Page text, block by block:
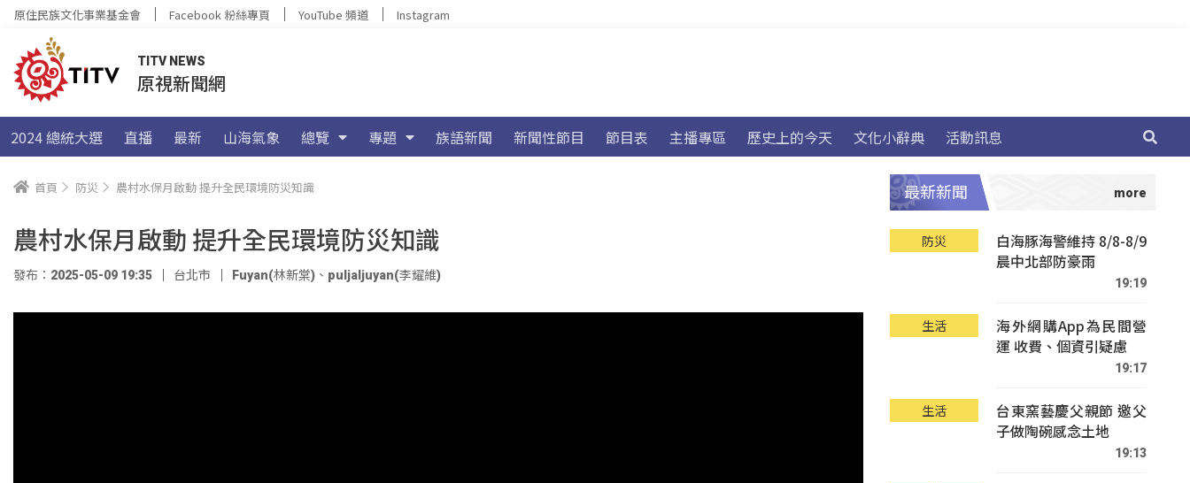
原住民族文化事業基金會 Facebook 粉絲專頁 YouTube 頻道 Instagram
TITV NEWS
原視新聞網
2024 總統大選 直播 最新 山海氣象 總覽 專題 族語新聞 新聞性節目 節目表 主播專區 歷史上的今天 文化小辭典 活動訊息
首頁 防災 農村水保月啟動 提升全民環境防災知識
農村水保月啟動 提升全民環境防災知識
發布：2025-05-09 19:35 台北市 Fuyan(林新棠) 、 puljaljuyan(李耀維)
最新新聞
防災
白海豚海警維持 8/8-8/9
晨中北部防豪雨
19:19
生活
海外網購App為民間營
運 收費、個資引疑慮
19:17
生活
台東窯藝慶父親節 邀父
子做陶碗感念土地
19:13